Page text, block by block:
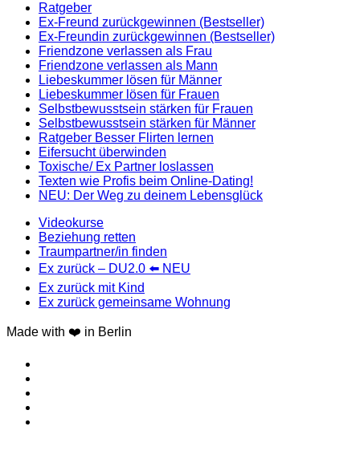
Ratgeber
Ex-Freund zurückgewinnen (Bestseller)
Ex-Freundin zurückgewinnen (Bestseller)
Friendzone verlassen als Frau
Friendzone verlassen als Mann
Liebeskummer lösen für Männer
Liebeskummer lösen für Frauen
Selbstbewusstsein stärken für Frauen
Selbstbewusstsein stärken für Männer
Ratgeber Besser Flirten lernen
Eifersucht überwinden
Toxische/ Ex Partner loslassen
Texten wie Profis beim Online-Dating!
NEU: Der Weg zu deinem Lebensglück
Videokurse
Beziehung retten
Traumpartner/in finden
Ex zurück – DU2.0 ⬅️ NEU
Ex zurück mit Kind
Ex zurück gemeinsame Wohnung
Made with ❤️ in Berlin